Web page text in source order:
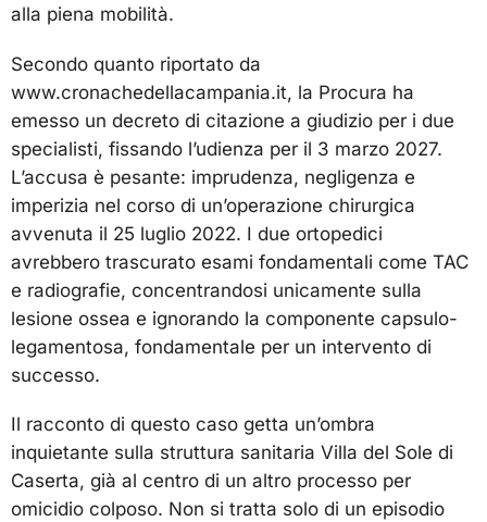
alla piena mobilità.
Secondo quanto riportato da
www.cronachedellacampania.it, la Procura ha
emesso un decreto di citazione a giudizio per i due
specialisti, fissando l’udienza per il 3 marzo 2027.
L’accusa è pesante: imprudenza, negligenza e
imperizia nel corso di un’operazione chirurgica
avvenuta il 25 luglio 2022. I due ortopedici
avrebbero trascurato esami fondamentali come TAC
e radiografie, concentrandosi unicamente sulla
lesione ossea e ignorando la componente capsulo-
legamentosa, fondamentale per un intervento di
successo.
Il racconto di questo caso getta un’ombra
inquietante sulla struttura sanitaria Villa del Sole di
Caserta, già al centro di un altro processo per
omicidio colposo. Non si tratta solo di un episodio